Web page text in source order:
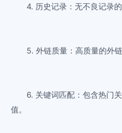
4. 历史记录：无不良记录的
5. 外链质量：高质量的外
6. 关键词匹配：包含热门
值。